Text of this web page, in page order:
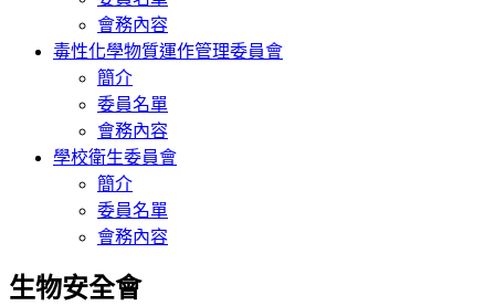
會務內容
毒性化學物質運作管理委員會
簡介
委員名單
會務內容
學校衛生委員會
簡介
委員名單
會務內容
生物安全會